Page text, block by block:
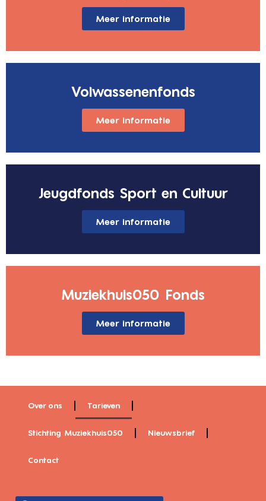
Meer informatie
Volwassenenfonds
Meer informatie
Jeugdfonds Sport en Cultuur
Meer informatie
Muziekhuis050 Fonds
Meer informatie
Over ons Tarieven
Stichting Muziekhuis050 Nieuwsbrief
Contact